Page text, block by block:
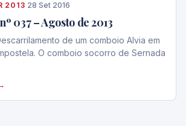
2013·28 Set 2016
037 – Agosto de 2013
de um comboio Alvia em
O comboio socorro de Sernada